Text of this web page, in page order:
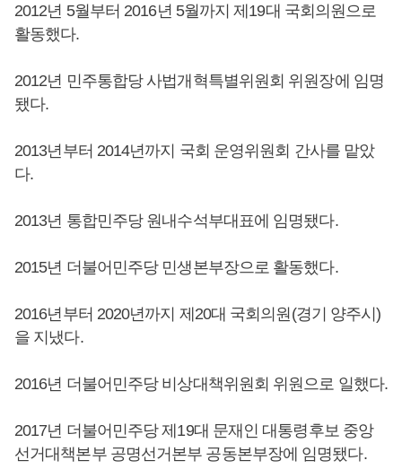
2012년 5월부터 2016년 5월까지 제19대 국회의원으로
활동했다.
2012년 민주통합당 사법개혁특별위원회 위원장에 임명
됐다.
2013년부터 2014년까지 국회 운영위원회 간사를 맡았
다.
2013년 통합민주당 원내수석부대표에 임명됐다.
2015년 더불어민주당 민생본부장으로 활동했다.
2016년부터 2020년까지 제20대 국회의원(경기 양주시)
을 지냈다.
2016년 더불어민주당 비상대책위원회 위원으로 일했다.
2017년 더불어민주당 제19대 문재인 대통령후보 중앙
선거대책본부 공명선거본부 공동본부장에 임명됐다.